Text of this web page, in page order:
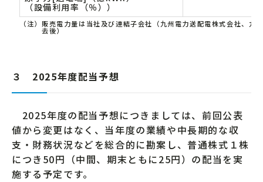
（設備利用率（％））
（注） 販売電力量は当社及び連結子会社（九州電力送配電株式会社、
去後）
３ 2025年度配当予想
2025年度の配当予想につきましては、前回公表
値から変更はなく、当年度の業績や中長期的な収
支・財務状況などを総合的に勘案し、普通株式１株
につき50円（中間、期末ともに25円）の配当を実
施する予定です。